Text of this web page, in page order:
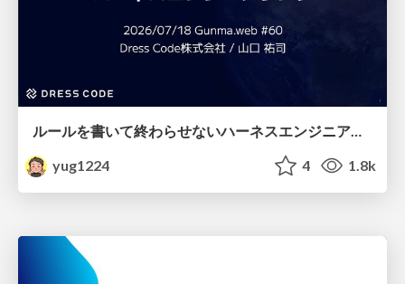
ルールを書いて終わらせないハーネスエンジニアリング
yug1224
4 1.8k